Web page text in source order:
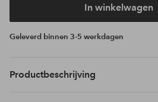
In winkelwagen
Geleverd binnen 3-5 werkdagen
Productbeschrijving